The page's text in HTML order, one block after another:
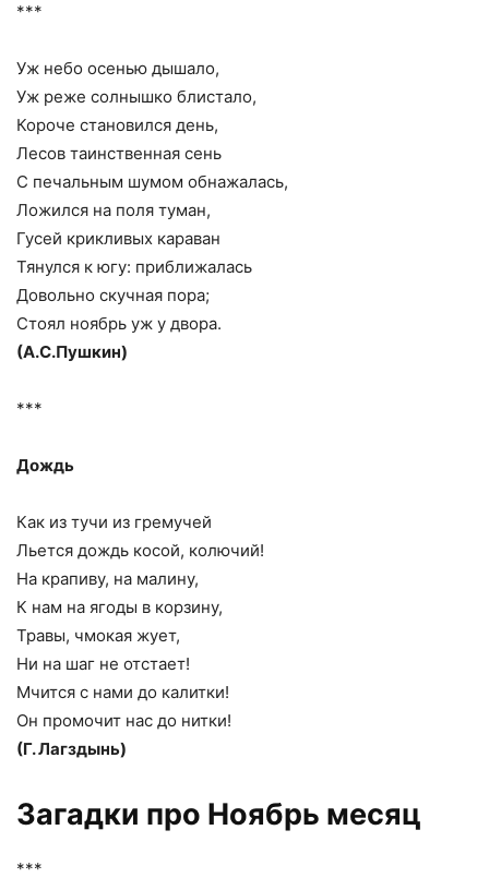
***
Уж небо осенью дышало,
Уж реже солнышко блистало,
Короче становился день,
Лесов таинственная сень
С печальным шумом обнажалась,
Ложился на поля туман,
Гусей крикливых караван
Тянулся к югу: приближалась
Довольно скучная пора;
Стоял ноябрь уж у двора.
(А.С.Пушкин)
***
Дождь
Как из тучи из гремучей
Льется дождь косой, колючий!
На крапиву, на малину,
К нам на ягоды в корзину,
Травы, чмокая жует,
Ни на шаг не отстает!
Мчится с нами до калитки!
Он промочит нас до нитки!
(Г. Лагздынь)
Загадки про Ноябрь месяц
***